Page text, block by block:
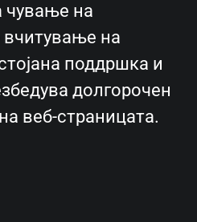
чување на
вчитување на
поддршка и
долгорочен
веб-страницата.